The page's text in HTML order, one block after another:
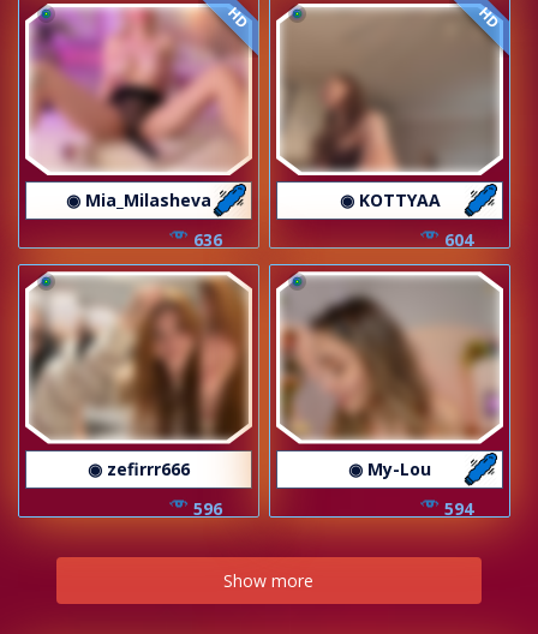
HD
◉ Mia_Milasheva
636
HD
◉ KOTTYAA
604
◉ zefirrr666
596
◉ My-Lou
594
Show more